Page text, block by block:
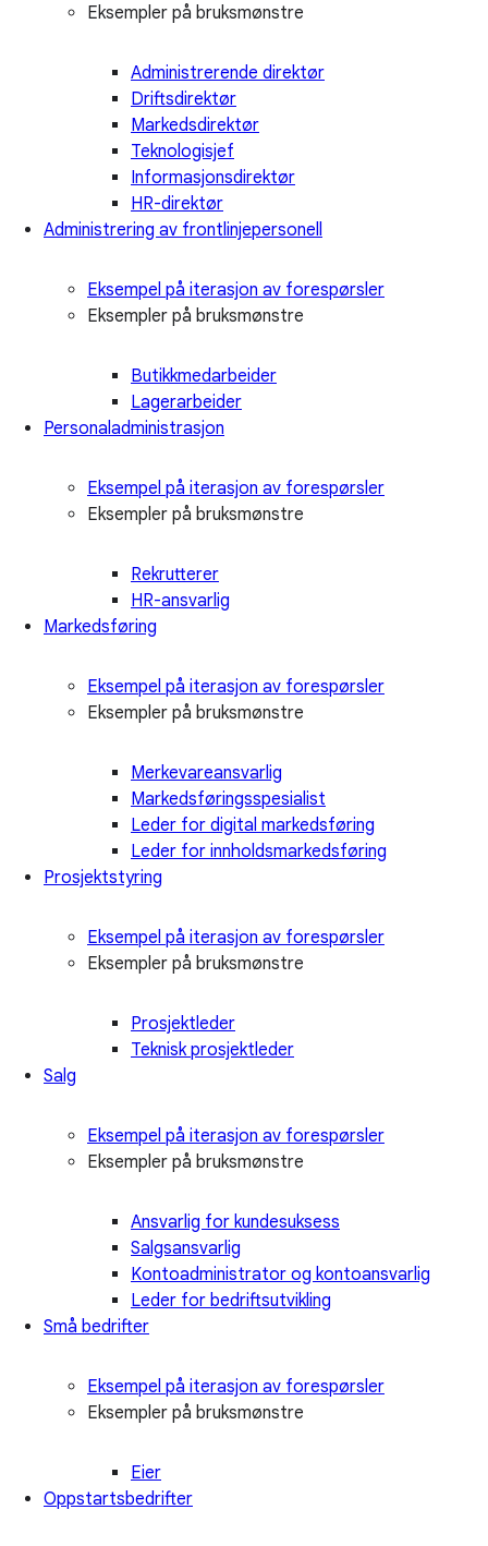
Eksempler på bruksmønstre
Administrerende direktør
Driftsdirektør
Markedsdirektør
Teknologisjef
Informasjonsdirektør
HR-direktør
Administrering av frontlinjepersonell
Eksempel på iterasjon av forespørsler
Eksempler på bruksmønstre
Butikkmedarbeider
Lagerarbeider
Personaladministrasjon
Eksempel på iterasjon av forespørsler
Eksempler på bruksmønstre
Rekrutterer
HR-ansvarlig
Markedsføring
Eksempel på iterasjon av forespørsler
Eksempler på bruksmønstre
Merkevareansvarlig
Markedsføringsspesialist
Leder for digital markedsføring
Leder for innholdsmarkedsføring
Prosjektstyring
Eksempel på iterasjon av forespørsler
Eksempler på bruksmønstre
Prosjektleder
Teknisk prosjektleder
Salg
Eksempel på iterasjon av forespørsler
Eksempler på bruksmønstre
Ansvarlig for kundesuksess
Salgsansvarlig
Kontoadministrator og kontoansvarlig
Leder for bedriftsutvikling
Små bedrifter
Eksempel på iterasjon av forespørsler
Eksempler på bruksmønstre
Eier
Oppstartsbedrifter